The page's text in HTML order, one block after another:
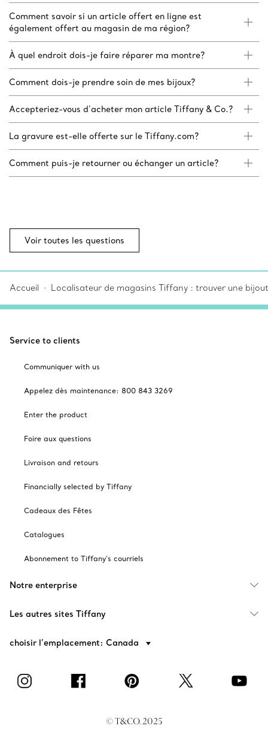
Comment savoir si un article offert en ligne est
également offert au magasin de ma région?
À quel endroit dois-je faire réparer ma montre?
Comment dois-je prendre soin de mes bijoux?
Accepteriez-vous d’acheter mon article Tiffany & Co.?
La gravure est-elle offerte sur le Tiffany.com?
Comment puis-je retourner ou échanger un article?
Voir toutes les questions
Accueil Localisateur de magasins Tiffany : trouver une
Service to clients
Communiquer with us
Appelez dès maintenance: 800 843 3269
Enter the product
Foire aux questions
Livraison and retours
Financially selected by Tiffany
Cadeaux des Fêtes
Catalogues
Abonnement to Tiffany's courriels
Notre enterprise
Les autres sites Tiffany
choisir l’emplacement: Canada
© T&CO. 2025